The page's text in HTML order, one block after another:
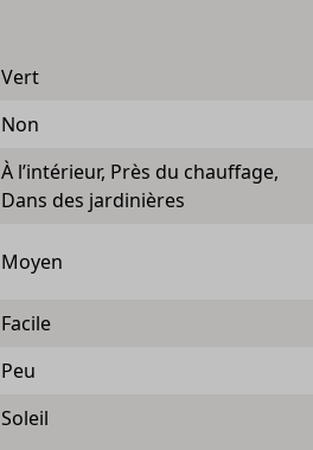
Vert
Non
À l’intérieur, Près du chauffage,
Dans des jardinières
Moyen
Facile
Peu
Soleil